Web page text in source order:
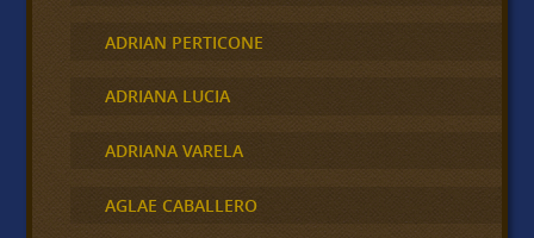
ADRIAN PERTICONE
ADRIANA LUCIA
ADRIANA VARELA
AGLAE CABALLERO